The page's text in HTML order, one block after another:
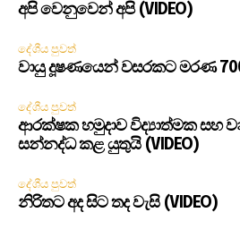
අපි වෙනුවෙන් අපි (VIDEO)
දේශීය පුවත්
වායු දූෂණයෙන් වසරකට මරණ
දේශීය පුවත්
ආරක්ෂක හමුදාව විද්‍යාත්මක සහ
සන්නද්ධ කළ යුතුයි (VIDEO)
දේශීය පුවත්
නිරිතට අද සිට තද වැසි (VIDEO)